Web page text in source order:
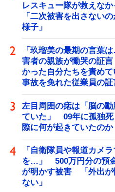
レスキュー隊が救えな
「二次被害を出さない
様子」
「玖瑠美の最期の言
害者の親族が慟哭の証
かった自分たちを責め
事故を免れた従業員の証
左目周囲の痣は「脳の
ていた」 09年に孤独死
際に何が起きていたのか
「自衛隊員や報道カメ
を…」 500万円分の預
が明かす被害 「外出が
ない」